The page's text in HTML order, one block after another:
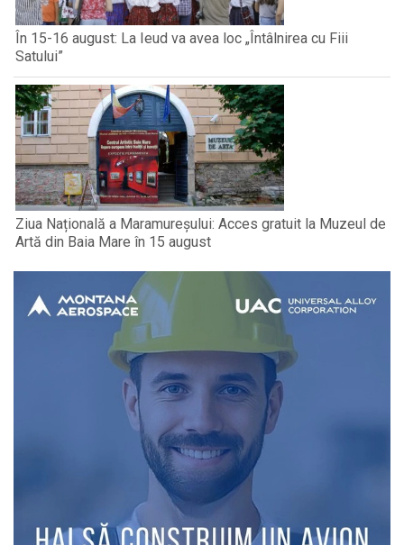
În 15-16 august: La Ieud va avea loc „Întâlnirea cu Fiii
Satului”
Ziua Națională a Maramureșului: Acces gratuit la Muzeul de
Artă din Baia Mare în 15 august